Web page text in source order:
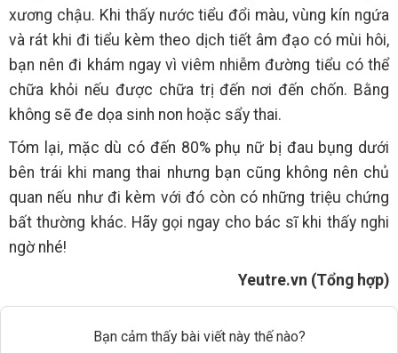
xương chậu. Khi thấy nước tiểu đổi màu, vùng kín ngứa
và rát khi đi tiểu kèm theo dịch tiết âm đạo có mùi hôi,
bạn nên đi khám ngay vì viêm nhiễm đường tiểu có thể
chữa khỏi nếu được chữa trị đến nơi đến chốn. Bằng
không sẽ đe dọa sinh non hoặc sẩy thai.
Tóm lại, mặc dù có đến 80% phụ nữ bị đau bụng dưới
bên trái khi mang thai nhưng bạn cũng không nên chủ
quan nếu như đi kèm với đó còn có những triệu chứng
bất thường khác. Hãy gọi ngay cho bác sĩ khi thấy nghi
ngờ nhé!
Yeutre.vn (Tổng hợp)
Bạn cảm thấy bài viết này thế nào?